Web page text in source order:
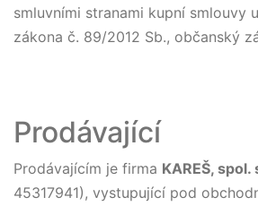
smluvními stranami kupní smlouvy
zákona č. 89/2012 Sb., občanský
Prodávající
Prodávajícím je firma KAREŠ, spol.
45317941), vystupující pod